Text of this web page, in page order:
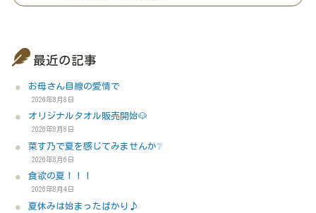
最近の記事
お母さん目線の愛情で
2026年8月8日
オリジナルタオル販売開始🐶
2026年8月8日
菜す乃で夏を感じてみませんか❔
2026年8月6日
食欲の夏！！！
2026年8月4日
夏休みは始まったばかり♪